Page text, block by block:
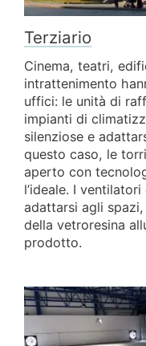
Terziario
Cinema, teatri,
intrattenimento
uffici: le unità di
impianti di
silenziose e
questo caso, le
aperto con
l’ideale. I
adattarsi agli
della vetroresina
prodotto.